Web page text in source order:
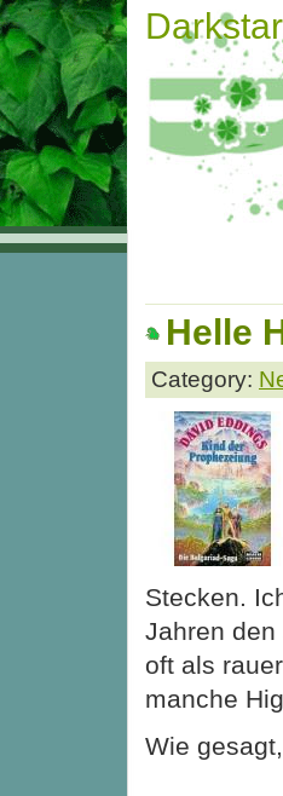
Helle
Category:
Stecken.
Jahren
oft als
manche
Wie